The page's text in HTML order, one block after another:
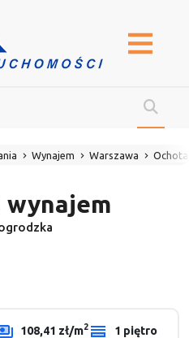
Wynajem Warszawa Ochota
wynajem
108,41 zł/m2
1 piętro